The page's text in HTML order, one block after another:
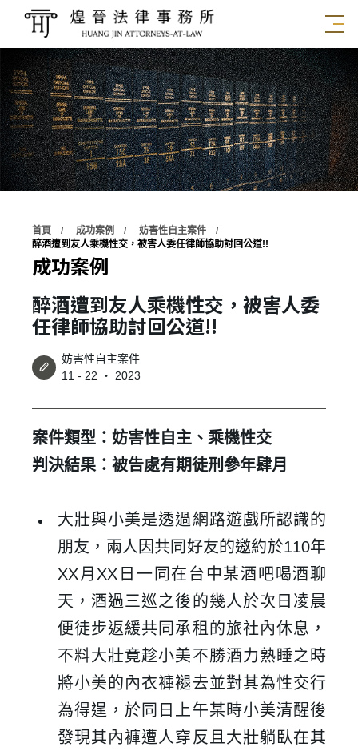
首頁 成功案例
妨害性自主案件
醉酒遭到友人乘機性交，被害人委任律師協助討回公道!!
成功案例
醉酒遭到友人乘機性交，被害人委
任律師協助討回公道!!
妨害性自主案件
11 - 22 ‧ 2023
案件類型：妨害性自主、乘機性交
判決結果：被告處有期徒刑參年肆月
大壯與小美是透過網路遊戲所認識的
朋友，兩人因共同好友的邀約於110年
XX月 XX 日一同在台中某酒吧喝酒聊
天，酒過三巡之後的幾人於次日凌晨
便徒步返緩共同承租的旅社內休息，
不料大壯竟趁小美不勝酒力熟睡之時
將小美的內衣褲褪去並對其為性交行
為得逞，於同日上午某時小美清醒後
發現其內褲遭人穿反且大壯躺臥在其